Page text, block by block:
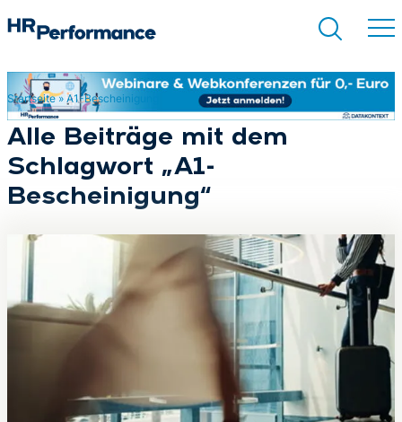
Suchen
Startseite» A1-Bescheinigung
Alle Beiträge mit dem
Schlagwort „A1-
Bescheinigung“